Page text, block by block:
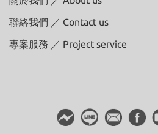
聯絡我們 ／ Contact us
專案服務 ／ Project service